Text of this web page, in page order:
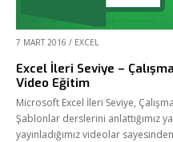
Fikir Proje Ajans
Kurumsal
Hizmetlerimiz
Referanslarımız
7 MART 2016 / EXCEL
Excel İleri Seviye –
Video Eğitim
Microsoft Excel İleri Seviye,
Şablonlar derslerini anlattığımız
yayınladığımız videolar